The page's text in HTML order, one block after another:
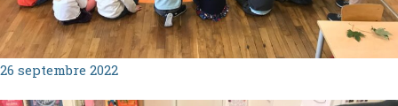
26 septembre 2022